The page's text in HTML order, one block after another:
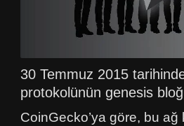
30 Temmuz 2015
protokolünün genesis
CoinGecko’ya göre, bu ağ